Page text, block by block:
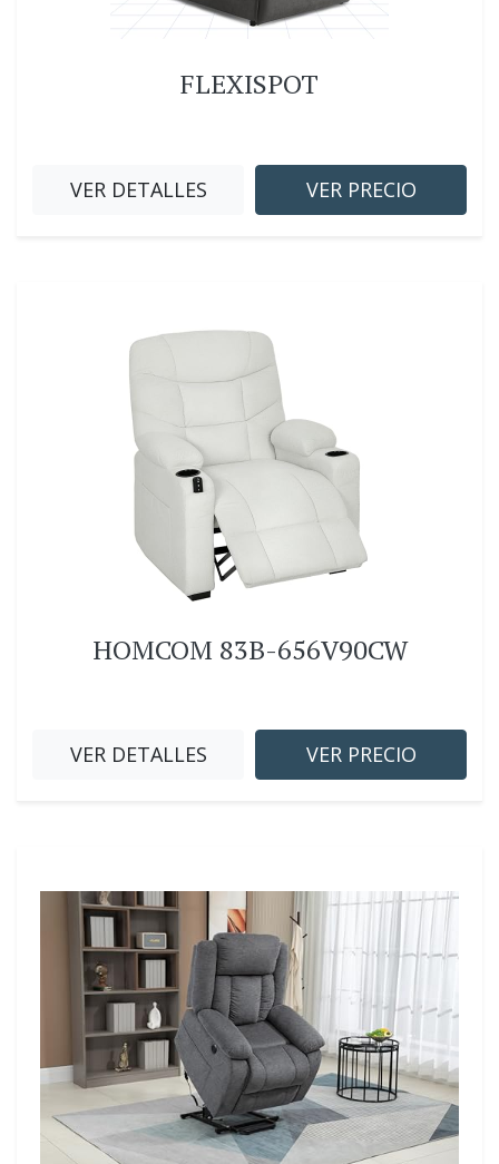
FLEXISPOT
VER DETALLES VER PRECIO
HOMCOM 83B-656V90CW
VER DETALLES VER PRECIO